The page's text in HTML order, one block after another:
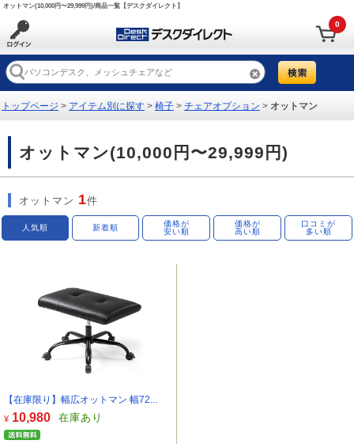
オットマン(10,000円〜29,999円)/商品一覧【デスクダイレクト】
0
トップページ > アイテム別に探す > 椅子 > チェアオプション > オットマン
オットマン(10,000円〜29,999円)
オットマン 1件
人気順 新着順
価格が
安い順
価格が
高い順
口コミが
多い順
【在庫限り】幅広オットマン 幅72...
¥ 10,980 在庫あり